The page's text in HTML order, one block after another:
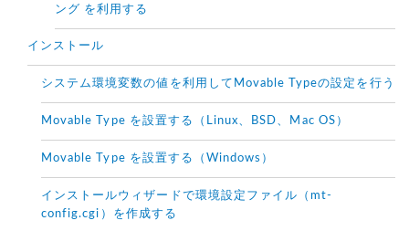
ング を利用する
インストール
システム環境変数の値を利用してMovable Typeの設定を行う
Movable Type を設置する（Linux、BSD、Mac OS）
Movable Type を設置する（Windows）
インストールウィザードで環境設定ファイル（mt-
config.cgi）を作成する